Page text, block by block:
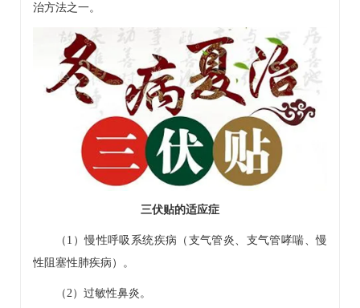
治方法之一。
三伏贴的适应症
（1）慢性呼吸系统疾病（支气管炎、支气管哮喘、慢
性阻塞性肺疾病）。
（2）过敏性鼻炎。